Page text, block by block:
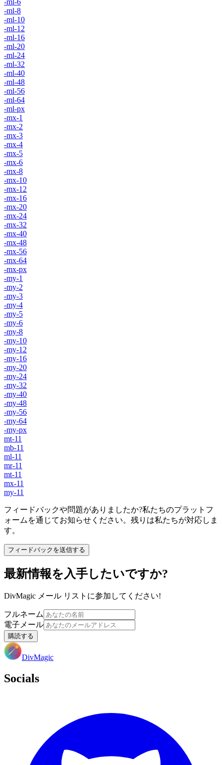
-ml-8
-ml-10
-ml-12
-ml-16
-ml-20
-ml-24
-ml-32
-ml-40
-ml-48
-ml-56
-ml-64
-ml-px
-mx-1
-mx-2
-mx-3
-mx-4
-mx-5
-mx-6
-mx-8
-mx-10
-mx-12
-mx-16
-mx-20
-mx-24
-mx-32
-mx-40
-mx-48
-mx-56
-mx-64
-mx-px
-my-1
-my-2
-my-3
-my-4
-my-5
-my-6
-my-8
-my-10
-my-12
-my-16
-my-20
-my-24
-my-32
-my-40
-my-48
-my-56
-my-64
-my-px
mt-11
mb-11
ml-11
mr-11
mt-11
mx-11
my-11
フィードバックや問題がありましたか?私たちのプラットフ
ォームを通じてお知らせください。残りは私たちが対応しま
す。
フィードバックを送信する
最新情報を入手したいですか?
DivMagic メール リストに参加してください!
フルネーム
電子メール
購読する
DivMagic
Socials